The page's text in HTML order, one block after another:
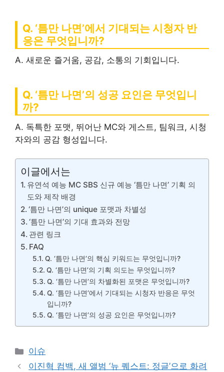
Q. ‘틈만 나면’에서 기대되는 시청자 반
응은 무엇입니까?
A. 새로운 즐거움, 공감, 소통의 기회입니다.
Q. ‘틈만 나면’의 성공 요인은 무엇입니
까?
A. 독특한 포맷, 뛰어난 MC와 게스트, 팀워크, 시청
자와의 공감 형성입니다.
이글에서는
유연석 예능 MC SBS 신규 예능 ‘틈만 나면’ 기획 의
도와 제작 배경
‘틈만 나면’의 unique 포맷과 차별성
‘틈만 나면’의 기대 효과와 전망
관련 링크
FAQ
Q. ‘틈만 나면’의 핵심 키워드는 무엇입니까?
Q. ‘틈만 나면’의 기획 의도는 무엇입니까?
Q. ‘틈만 나면’의 차별화된 포맷은 무엇입니까?
Q. ‘틈만 나면’에서 기대되는 시청자 반응은 무엇
입니까?
Q. ‘틈만 나면’의 성공 요인은 무엇입니까?
카
테
이슈
이진혁 컴백, 새 앨범 ‘뉴 퀘스트: 정글’으로 화려